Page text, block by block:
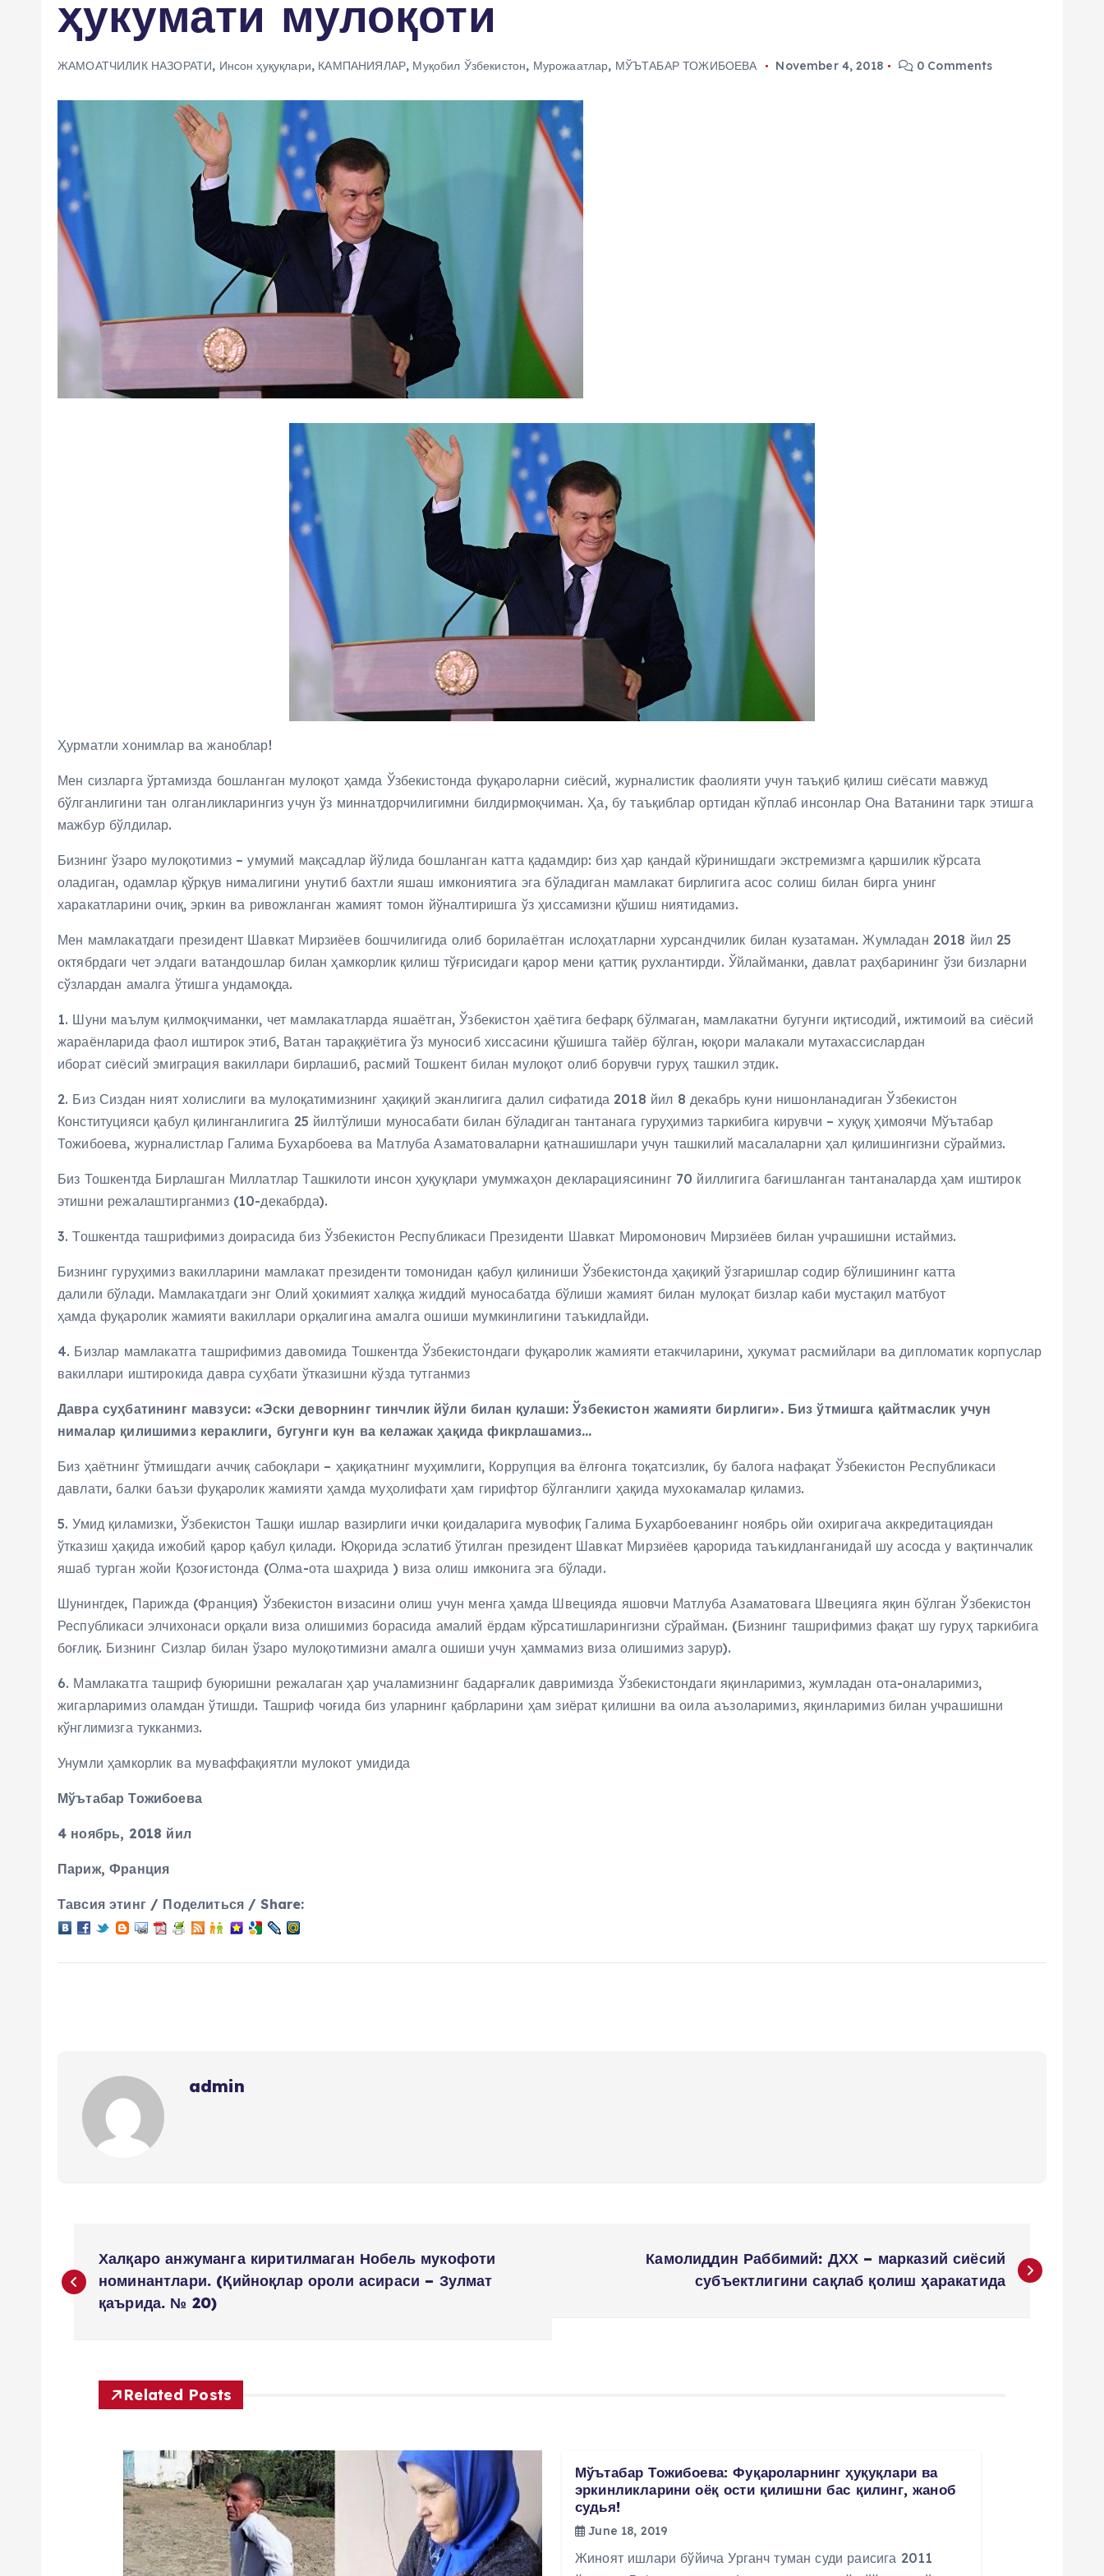
ҳукумати мулоқоти
ЖАМОАТЧИЛИК НАЗОРАТИ, Инсон ҳуқуқлари, КАМПАНИЯЛАР, Муқобил Ўзбекистон, Мурожаатлар, МЎЪТАБАР ТОЖИБОЕВА November 4, 2018 0 Comments
Ҳурматли хонимлар ва жаноблар!
Мен сизларга ўртамизда бошланган мулоқот ҳамда Ўзбекистонда фуқароларни сиёсий, журналистик фаолияти учун таъқиб қилиш сиёсати мавжуд
бўлганлигини тан олганликларингиз учун ўз миннатдорчилигимни билдирмоқчиман. Ҳа, бу таъқиблар ортидан кўплаб инсонлар Она Ватанини тарк этишга
мажбур бўлдилар.
Бизнинг ўзаро мулоқотимиз – умумий мақсадлар йўлида бошланган катта қадамдир: биз ҳар қандай кўринишдаги экстремизмга қаршилик кўрсата
оладиган, одамлар қўрқув нималигини унутиб бахтли яшаш имкониятига эга бўладиган мамлакат бирлигига асос солиш билан бирга унинг
харакатларини очиқ, эркин ва ривожланган жамият томон йўналтиришга ўз ҳиссамизни қўшиш ниятидамиз.
Мен мамлакатдаги президент Шавкат Мирзиёев бошчилигида олиб борилаётган ислоҳатларни хурсандчилик билан кузатаман. Жумладан 2018 йил 25
октябрдаги чет элдаги ватандошлар билан ҳамкорлик қилиш тўғрисидаги қарор мени қаттиқ рухлантирди. Ўйлайманки, давлат раҳбарининг ўзи бизларни
сўзлардан амалга ўтишга ундамоқда.
1. Шуни маълум қилмоқчиманки, чет мамлакатларда яшаётган, Ўзбекистон ҳаётига бефарқ бўлмаган, мамлакатни бугунги иқтисодий, ижтимоий ва сиёсий
жараёнларида фаол иштирок этиб, Ватан тараққиётига ўз муносиб хиссасини қўшишга тайёр бўлган, юқори малакали мутахассислардан
иборат сиёсий эмиграция вакиллари бирлашиб, расмий Тошкент билан мулоқот олиб борувчи гуруҳ ташкил этдик.
2. Биз Сиздан ният холислиги ва мулоқатимизнинг ҳақиқий эканлигига далил сифатида 2018 йил 8 декабрь куни нишонланадиган Ўзбекистон
Конституцияси қабул қилинганлигига 25 йилтўлиши муносабати билан бўладиган тантанага гуруҳимиз таркибига кирувчи – хуқуқ ҳимоячи Мўътабар
Тожибоева, журналистлар Галима Бухарбоева ва Матлуба Азаматоваларни қатнашишлари учун ташкилий масалаларни ҳал қилишингизни сўраймиз.
Биз Тошкентда Бирлашган Миллатлар Ташкилоти инсон ҳуқуқлари умумжаҳон декларациясининг 70 йиллигига бағишланган тантаналарда ҳам иштирок
этишни режалаштирганмиз (10-декабрда).
3. Тошкентда ташрифимиз доирасида биз Ўзбекистон Республикаси Президенти Шавкат Миромонович Мирзиёев билан учрашишни истаймиз.
Бизнинг гуруҳимиз вакилларини мамлакат президенти томонидан қабул қилиниши Ўзбекистонда ҳақиқий ўзгаришлар содир бўлишининг катта
далили бўлади. Мамлакатдаги энг Олий ҳокимият халққа жиддий муносабатда бўлиши жамият билан мулоқат бизлар каби мустақил матбуот
ҳамда фуқаролик жамияти вакиллари орқалигина амалга ошиши мумкинлигини таъкидлайди.
4. Бизлар мамлакатга ташрифимиз давомида Тошкентда Ўзбекистондаги фуқаролик жамияти етакчиларини, ҳукумат расмийлари ва дипломатик корпуслар
вакиллари иштирокида давра суҳбати ўтказишни кўзда тутганмиз
Давра суҳбатининг мавзуси: «Эски деворнинг тинчлик йўли билан қулаши: Ўзбекистон жамияти бирлиги». Биз ўтмишга қайтмаслик учун
нималар қилишимиз кераклиги, бугунги кун ва келажак ҳақида фикрлашамиз…
Биз ҳаётнинг ўтмишдаги аччиқ сабоқлари – ҳақиқатнинг муҳимлиги, Коррупция ва ёлғонга тоқатсизлик, бу балога нафақат Ўзбекистон Республикаси
давлати, балки баъзи фуқаролик жамияти ҳамда муҳолифати ҳам гирифтор бўлганлиги ҳақида мухокамалар қиламиз.
5. Умид қиламизки, Ўзбекистон Ташқи ишлар вазирлиги ички қоидаларига мувофиқ Галима Бухарбоеванинг ноябрь ойи охиригача аккредитациядан
ўтказиш ҳақида ижобий қарор қабул қилади. Юқорида эслатиб ўтилган президент Шавкат Мирзиёев қарорида таъкидланганидай шу асосда у вақтинчалик
яшаб турган жойи Қозоғистонда (Олма-ота шаҳрида ) виза олиш имконига эга бўлади.
Шунингдек, Парижда (Франция) Ўзбекистон визасини олиш учун менга ҳамда Швецияда яшовчи Матлуба Азаматовага Швецияга яқин бўлган Ўзбекистон
Республикаси элчихонаси орқали виза олишимиз борасида амалий ёрдам кўрсатишларингизни сўрайман. (Бизнинг ташрифимиз фақат шу гуруҳ таркибига
боғлиқ. Бизнинг Сизлар билан ўзаро мулоқотимизни амалга ошиши учун ҳаммамиз виза олишимиз зарур).
6. Мамлакатга ташриф буюришни режалаган ҳар учаламизнинг бадарғалик давримизда Ўзбекистондаги яқинларимиз, жумладан ота-оналаримиз,
жигарларимиз оламдан ўтишди. Ташриф чоғида биз уларнинг қабрларини ҳам зиёрат қилишни ва оила аъзоларимиз, яқинларимиз билан учрашишни
кўнглимизга тукканмиз.
Унумли ҳамкорлик ва муваффақиятли мулокот умидида
Мўътабар Тожибоева
4 ноябрь, 2018 йил
Париж, Франция
Тавсия этинг / Поделиться / Share:
admin
o
Халқаро анжуманга киритилмаган Нобель мукофоти
номинантлари. (Қийноқлар ороли асираси – Зулмат
қаърида. № 20)
Камолиддин Раббимий: ДХХ – марказий сиёсий
субъектлигини сақлаб қолиш ҳаракатида
Related Posts
Мўътабар Тожибоева: Фуқароларнинг ҳуқуқлари ва
эркинликларини оёқ ости қилишни бас қилинг, жаноб
судья!
June 18, 2019
Жиноят ишлари бўйича Урганч туман суди раисига 2011